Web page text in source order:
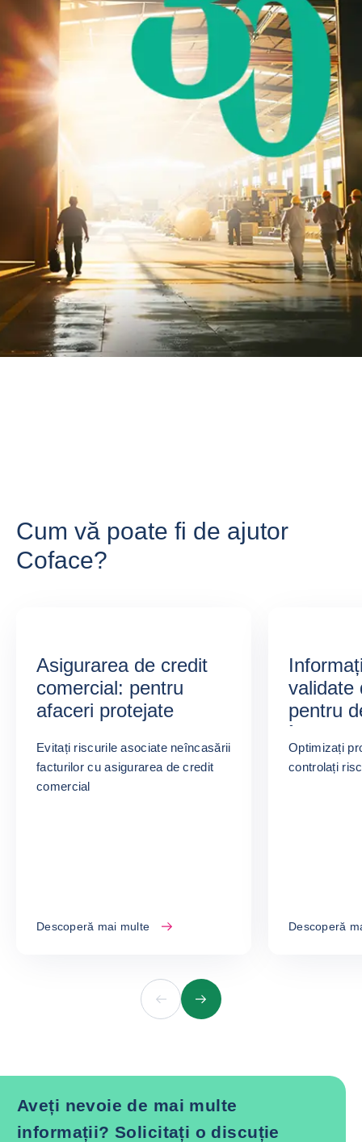
Cum vă poate fi de ajutor
Coface?
Asigurarea de credit
comercial: pentru
afaceri protejate
Evitați riscurile asociate neîncasării
facturilor cu asigurarea de credit
comercial
Descoperă mai multe
validate
pentru
Optimizați
controlați
Descoperă
AnteriorUrmător
Aveți nevoie de mai multe
informații? Solicitați o discuție